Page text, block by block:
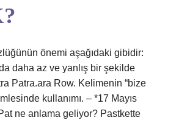
önemi aşağıdaki gibidir:
daha az ve yanlış bir şekilde
Patra.ara Row. Kelimenin “bize
kullanımı. – *17 Mayıs
ne anlama geliyor? Pastkette